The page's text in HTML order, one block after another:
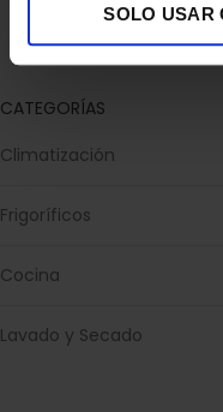
SOLO USAR
Escríbenos en
CATEGORÍAS
Climatización
Frigoríficos
Cocina
Lavado y Secado